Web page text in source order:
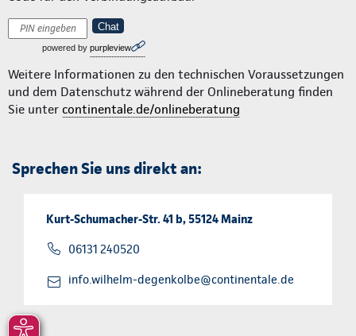
Chat
powered by purpleview
Weitere Informationen zu den technischen Voraussetzungen
und dem Datenschutz während der Onlineberatung finden
Sie unter continentale.de/onlineberatung
Sprechen Sie uns direkt an:
Kurt-Schumacher-Str. 41 b, 55124 Mainz
06131 240520
info.wilhelm-degenkolbe@continentale.de